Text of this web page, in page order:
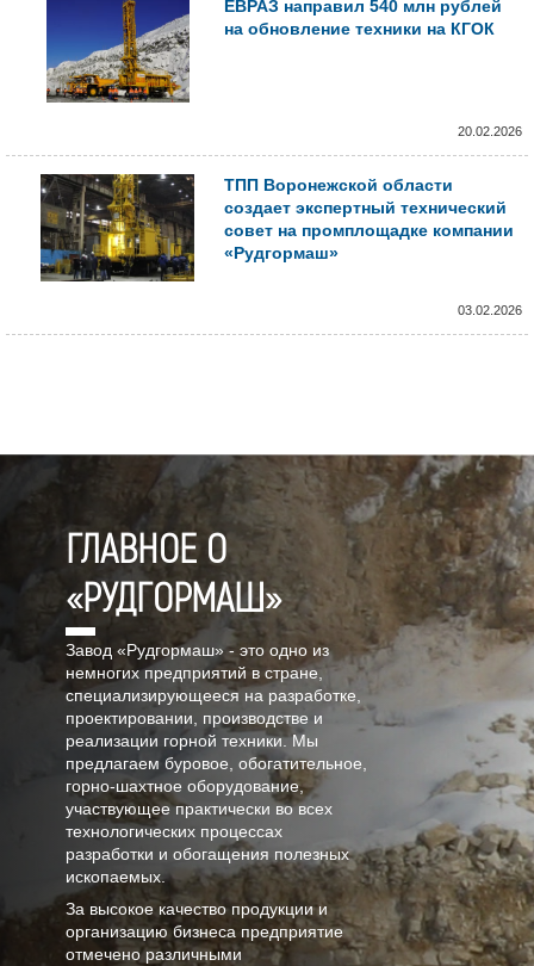
ЕВРАЗ направил 540 млн рублей
на обновление техники на КГОК
20.02.2026
ТПП Воронежской области
создает экспертный технический
совет на промплощадке компании
«Рудгормаш»
03.02.2026
ГЛАВНОЕ О
«РУДГОРМАШ»
Завод «Рудгормаш» - это одно из
немногих предприятий в стране,
специализирующееся на разработке,
проектировании, производстве и
реализации горной техники. Мы
предлагаем буровое, обогатительное,
горно-шахтное оборудование,
участвующее практически во всех
технологических процессах
разработки и обогащения полезных
ископаемых.
За высокое качество продукции и
организацию бизнеса предприятие
отмечено различными